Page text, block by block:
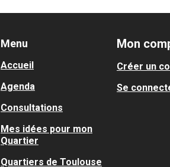
Menu
Accueil
Agenda
Consultations
Mes idées pour mon
Quartier
Quartiers de Toulouse
Mon
Créer un
Se